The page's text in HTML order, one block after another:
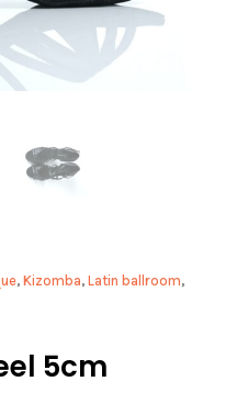
, Kizomba, Latin ballroom,
5cm